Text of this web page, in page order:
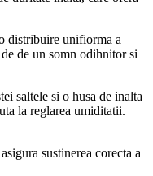
distribuire unifiorma a
de un somn odihnitor si
saltele si o husa de inalta
la reglarea umiditatii.
sustinerea corecta a